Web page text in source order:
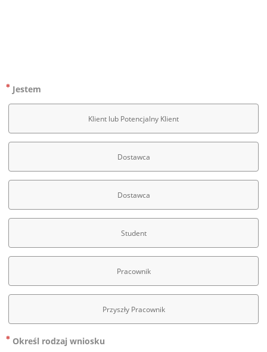
Jestem
Klient lub Potencjalny Klient
Dostawca
Dostawca
Student
Pracownik
Przyszły Pracownik
Określ rodzaj wniosku